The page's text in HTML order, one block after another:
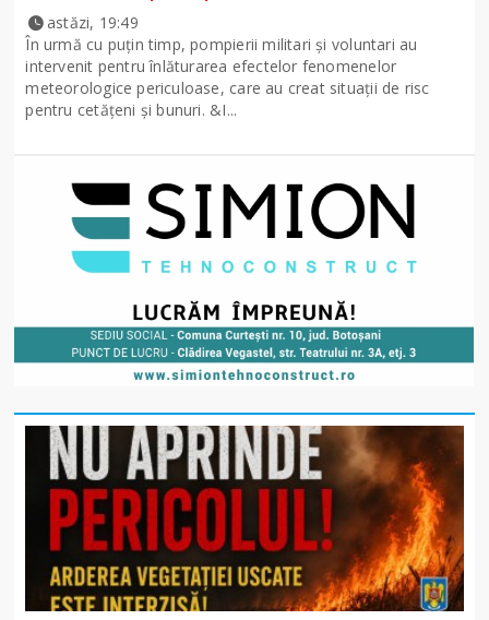
astăzi, 19:49
În urmă cu puțin timp, pompierii militari și voluntari au
intervenit pentru înlăturarea efectelor fenomenelor
meteorologice periculoase, care au creat situații de risc
pentru cetățeni și bunuri. &I...